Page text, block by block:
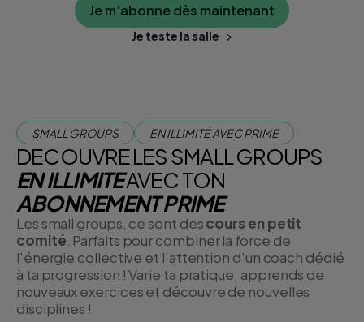
Je m'abonne dès maintenant
Je teste la salle
SMALL GROUPS EN ILLIMITÉ AVEC PRIME
DECOUVRE LES SMALL GROUPS
EN ILLIMITEAVEC TON
ABONNEMENT PRIME
Les small groups, ce sont descours en petit
comité . Parfaits pour combiner la force de
l'énergie collective et l'attention d'un coach dédié
à ta progression ! Varie ta pratique, apprends de
nouveaux exercices et découvre de nouvelles
disciplines !